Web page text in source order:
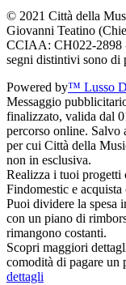
© 2021 Città della
Giovanni Teatino
CCIAA: CH022-2898
segni distintivi sono di
Powered by™ Lusso
Messaggio
finalizzato, valida dal
percorso online. Salvo
per cui Città della
non in esclusiva.
Realizza i tuoi progetti
Findomestic e
Puoi dividere la spesa
con un piano di
rimangono costanti.
Scopri maggiori
comodità di pagare un
dettagli